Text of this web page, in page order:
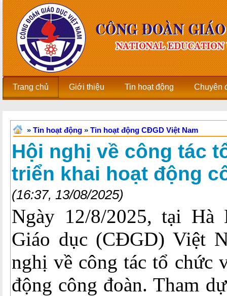
Trang chủ Giới thiệu Tin hoạt động Chuyên
» Tin hoạt động » Tin hoạt động CĐGD Việt Nam
Hội nghị về công tác
triển khai hoạt động
(16:37, 13/08/2025)
Ngày 12/8/2025, tại Hà
Giáo dục (CĐGD) Việt
nghị về công tác tổ chức
động công đoàn. Tham